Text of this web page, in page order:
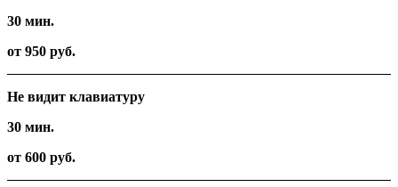
30 мин.
от 950 руб.
Не видит клавиатуру
30 мин.
от 600 руб.